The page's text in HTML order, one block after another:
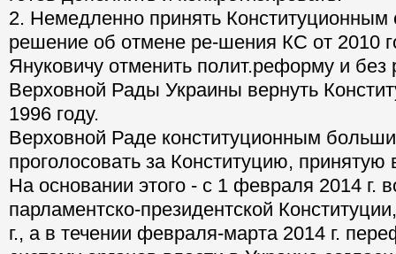
2. Немедленно принять Конституционным
решение об отмене ре-шения КС от 2010
Януковичу отменить полит.реформу и
Верховной Рады Украины вернуть
1996 году.
Верховной Раде конституционным
проголосовать за Конституцию, принятую
На основании этого - с 1 февраля 2014 г.
парламентско-президентской
г., а в течении февраля-марта 2014 г.